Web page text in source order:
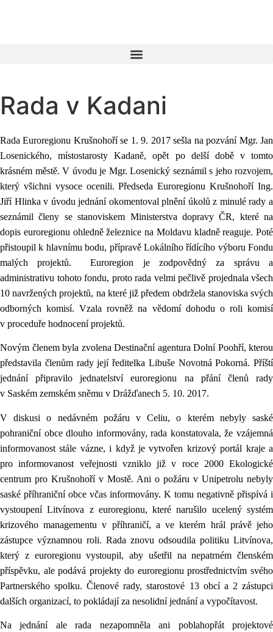
Rada v Kadani
Rada Euroregionu Krušnohoří se 1. 9. 2017 sešla na pozvání Mgr. Jan
Losenického, místostarosty Kadaně, opět po delší době v tomto
krásném městě. V úvodu je Mgr. Losenický seznámil s jeho rozvojem,
který všichni vysoce ocenili. Předseda Euroregionu Krušnohoří Ing.
Jiří Hlinka v úvodu jednání okomentoval plnění úkolů z minulé rady a
seznámil členy se stanoviskem Ministerstva dopravy ČR, které na
dopis euroregionu ohledně železnice na Moldavu kladně reaguje. Poté
přistoupil k hlavnímu bodu, přípravě Lokálního řídícího výboru Fondu
malých projektů.
Euroregion je zodpovědný za správu a
administrativu tohoto fondu, proto rada velmi pečlivě projednala všech
10 navržených projektů, na které již předem obdržela stanoviska svých
odborných komisí. Vzala rovněž na vědomí dohodu o roli komisí
v proceduře hodnocení projektů.
Novým členem byla zvolena Destinační agentura Dolní Poohří, kterou
představila členům rady její ředitelka Libuše Novotná Pokorná. Příští
jednání připravilo jednatelství euroregionu na přání členů rady
v Saském zemském sněmu v Drážďanech 5. 10. 2017.
V diskusi o nedávném požáru v Celiu, o kterém nebyly saské
pohraniční obce dlouho informovány, rada konstatovala, že vzájemná
informovanost stále vázne, i když je vytvořen krizový portál kraje a
pro informovanost veřejnosti vzniklo již v roce 2000 Ekologické
centrum pro Krušnohoří v Mostě. Ani o požáru v Unipetrolu nebyly
saské příhraniční obce včas informovány. K tomu negativně přispívá i
vystoupení Litvínova z euroregionu, které narušilo ucelený systém
krizového managementu v příhraničí, a ve kterém hrál právě jeho
zástupce významnou roli. Rada znovu odsoudila politiku Litvínova,
který z euroregionu vystoupil, aby ušetřil na nepatrném členském
příspěvku, ale podává projekty do euroregionu prostřednictvím svého
Partnerského spolku. Členové rady, starostové 13 obcí a 2 zástupci
dalších organizací, to pokládají za nesolidní jednání a vypočítavost.
Na jednání ale rada nezapomněla ani poblahopřát projektové